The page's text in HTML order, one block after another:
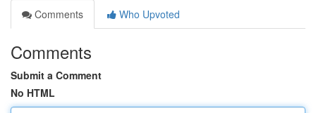
Comments
Who Upvoted
Comments
Submit a Comment
No HTML